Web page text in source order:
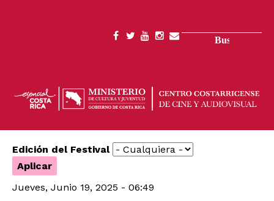
SOCIAL
Edición del Festival
Jueves, Junio 19, 2025 - 06:49